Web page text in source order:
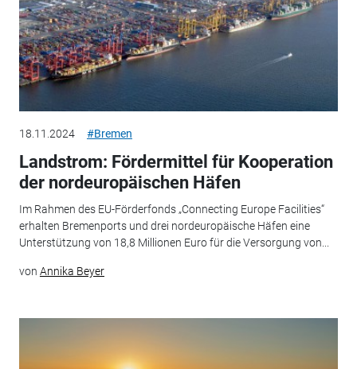
18.11.2024 #Bremen
Landstrom: Fördermittel für Kooperation
der nordeuropäischen Häfen
Im Rahmen des EU-Förderfonds „Connecting Europe Facilities“
erhalten Bremenports und drei nordeuropäische Häfen eine
Unterstützung von 18,8 Millionen Euro für die Versorgung von...
von Annika Beyer